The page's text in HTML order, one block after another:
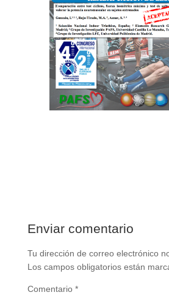
Enviar comentario
Tu dirección de correo electrónico
Los campos obligatorios están
Comentario *